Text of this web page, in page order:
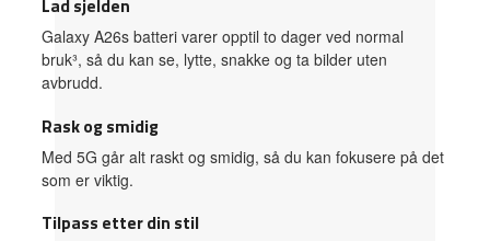
Lad sjelden
Galaxy A26s batteri varer opptil to dager ved normal
bruk³, så du kan se, lytte, snakke og ta bilder uten
avbrudd.
Rask og smidig
Med 5G går alt raskt og smidig, så du kan fokusere på det
som er viktig.
Tilpass etter din stil